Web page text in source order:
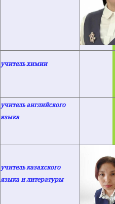
учитель химии
учитель английского
языка
учитель казахского
языка и литературы